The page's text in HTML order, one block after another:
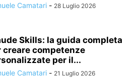
Camatari - 28 Luglio 2026
Skills: la guida completa
creare competenze
per il...
Camatari - 21 Luglio 2026